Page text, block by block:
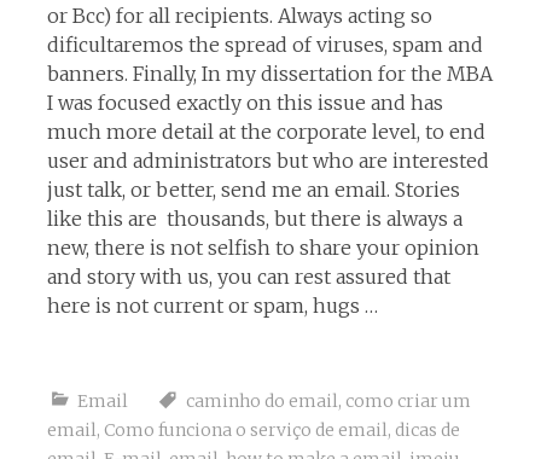
or Bcc) for all recipients. Always acting so
dificultaremos the spread of viruses, spam and
banners. Finally, In my dissertation for the MBA
I was focused exactly on this issue and has
much more detail at the corporate level, to end
user and administrators but who are interested
just talk, or better, send me an email. Stories
like this are thousands, but there is always a
new, there is not selfish to share your opinion
and story with us, you can rest assured that
here is not current or spam, hugs …
Email caminho do email, como criar um
email, Como funciona o serviço de email, dicas de